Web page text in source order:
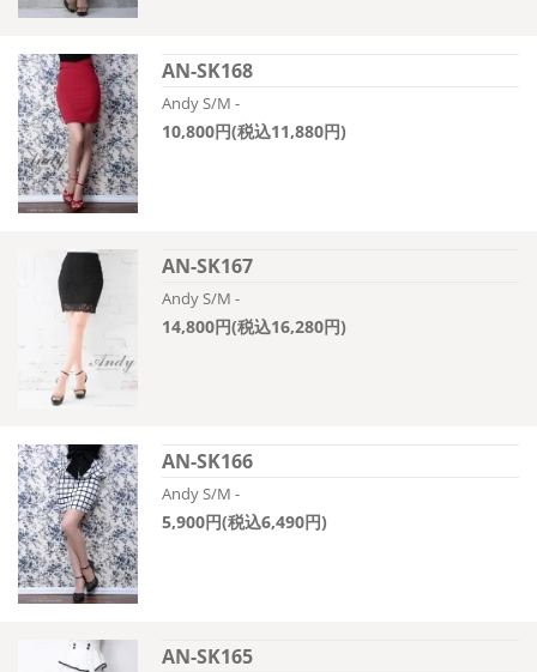
AN-SK168
Andy S/M -
10,800円(税込11,880円)
AN-SK167
Andy S/M -
14,800円(税込16,280円)
AN-SK166
Andy S/M -
5,900円(税込6,490円)
AN-SK165